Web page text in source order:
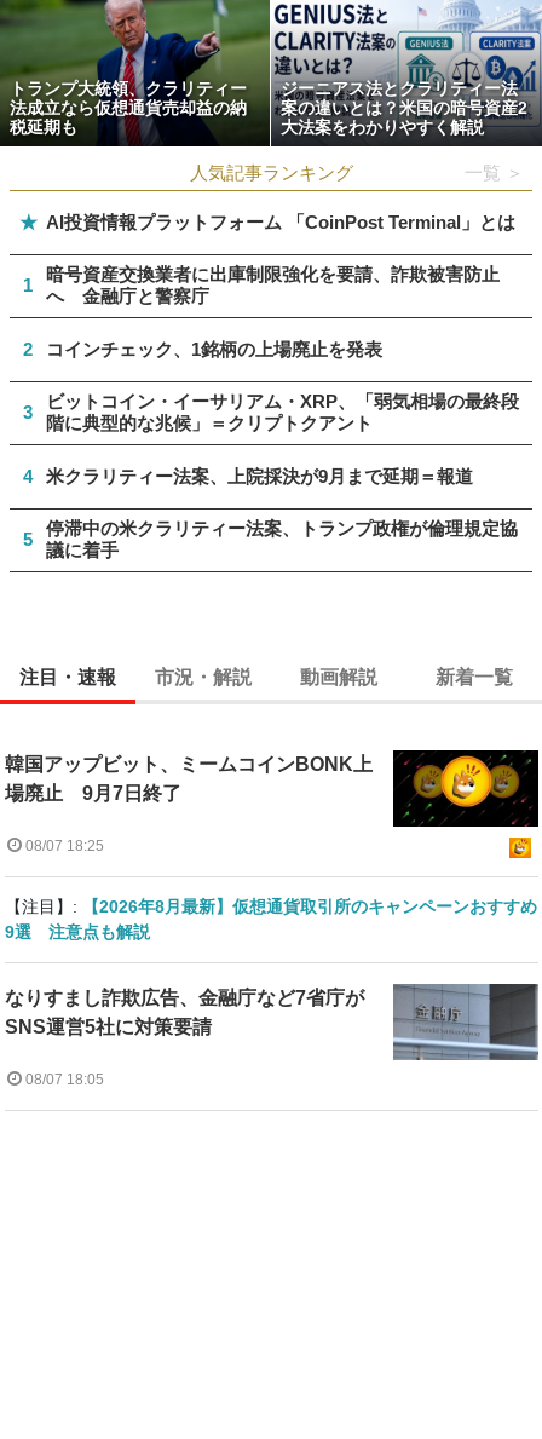
トランプ大統領、クラリティー
法成立なら仮想通貨売却益の納
税延期も
ジーニアス法とクラリティー法
案の違いとは？米国の暗号資産2
大法案をわかりやすく解説
人気記事ランキング 一覧 ＞
★ AI投資情報プラットフォーム 「CoinPost Terminal」とは
1
暗号資産交換業者に出庫制限強化を要請、詐欺被害防止
へ 金融庁と警察庁
2 コインチェック、1銘柄の上場廃止を発表
3
ビットコイン・イーサリアム・XRP、「弱気相場の最終段
階に典型的な兆候」＝クリプトクアント
4 米クラリティー法案、上院採決が9月まで延期＝報道
5
停滞中の米クラリティー法案、トランプ政権が倫理規定協
議に着手
注目・速報 市況・解説 動画解説 新着一覧
韓国アップビット、ミームコインBONK上
場廃止 9月7日終了
08/07 18:25
【注目】:
【2026年8月最新】仮想通貨取引所のキャンペーンおすすめ
9選 注意点も解説
なりすまし詐欺広告、金融庁など7省庁が
SNS運営5社に対策要請
08/07 18:05